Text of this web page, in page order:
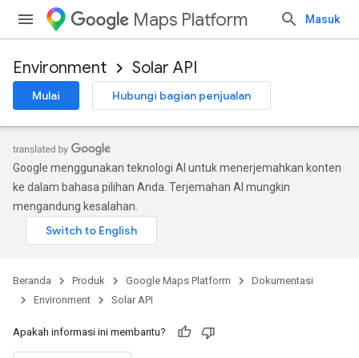
Maps Platform Masuk
Environment Solar API
Mulai Hubungi bagian penjualan
Google menggunakan teknologi AI untuk menerjemahkan konten
ke dalam bahasa pilihan Anda. Terjemahan AI mungkin
mengandung kesalahan.
Beranda Produk Google Maps Platform
Dokumentasi
Environment
Solar API
Apakah informasi ini membantu?